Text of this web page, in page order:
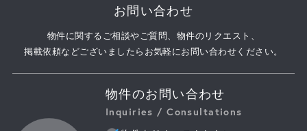
お問い合わせ
物件に関するご相談やご質問、物件のリクエスト、
掲載依頼などございましたらお気軽にお問い合わせください。
物件のお問い合わせ
Inquiries / Consultations